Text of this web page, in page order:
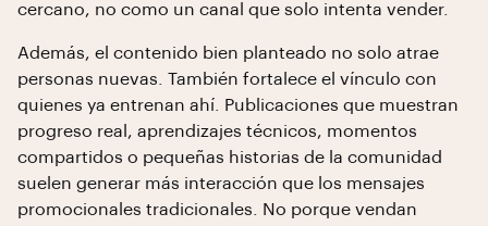
cercano, no como un canal que solo intenta vender.
Además, el contenido bien planteado no solo atrae
personas nuevas. También fortalece el vínculo con
quienes ya entrenan ahí. Publicaciones que muestran
progreso real, aprendizajes técnicos, momentos
compartidos o pequeñas historias de la comunidad
suelen generar más interacción que los mensajes
promocionales tradicionales. No porque vendan